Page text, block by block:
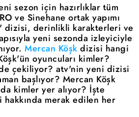
sezon için hazırlıklar tüm
ve Sinehane ortak yapımı
dizisi, derinlikli karakterleri ve
yeni sezonda izleyiciyle
Mercan Köşk dizisi hangi
oyuncuları kimler?
çekiliyor? atv'nin yeni dizisi
başlıyor? Mercan Köşk
kimler yer alıyor? İşte
merak edilen her